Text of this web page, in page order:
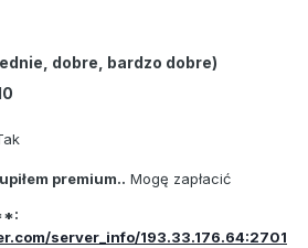
dobre, bardzo dobre)
premium.. Mogę zapłacić
server_info/193.33.176.64:2701